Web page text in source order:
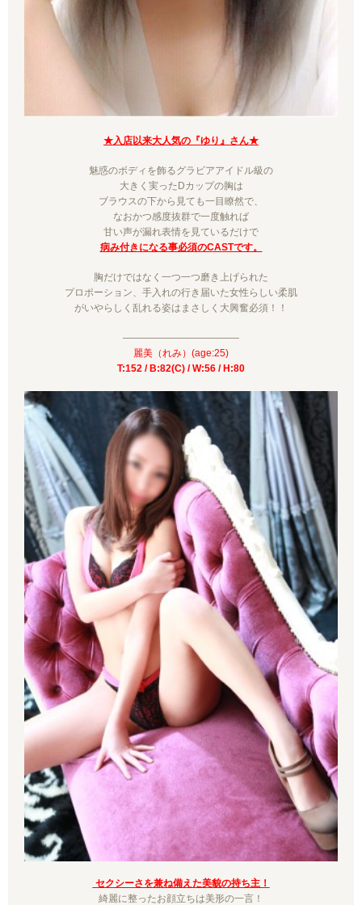
★入店以来大人気の『ゆり』さん★
魅惑のボディを飾るグラビアアイドル級の
大きく実ったDカップの胸は
ブラウスの下から見ても一目瞭然で、
なおかつ感度抜群で一度触れば
甘い声が漏れ表情を見ているだけで
病み付きになる事必須のCASTです。
胸だけではなく一つ一つ磨き上げられた
プロポーション、手入れの行き届いた女性らしい柔肌
がいやらしく乱れる姿はまさしく大興奮必須！！
————————————
麗美（れみ）(age:25)
T:152 / B:82(C) / W:56 / H:80
セクシーさを兼ね備えた美貌の持ち主！
綺麗に整ったお顔立ちは美形の一言！